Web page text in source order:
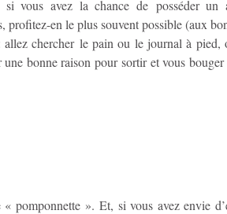
vous avez la chance de posséder un
profitez-en le plus souvent possible (aux
chercher le pain ou le journal à pied,
une bonne raison pour sortir et vous
pomponnette ». Et, si vous avez envie